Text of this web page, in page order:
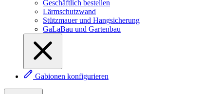
Geschäftlich bestellen
Lärmschutzwand
Stützmauer und Hangsicherung
GaLaBau und Gartenbau
Gabionen konfigurieren